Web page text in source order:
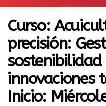
Curso:
precisión:
sostenibilidad
innovaciones
Inicio: